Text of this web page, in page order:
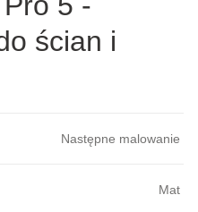
ścian i
Następne malowanie
Mat